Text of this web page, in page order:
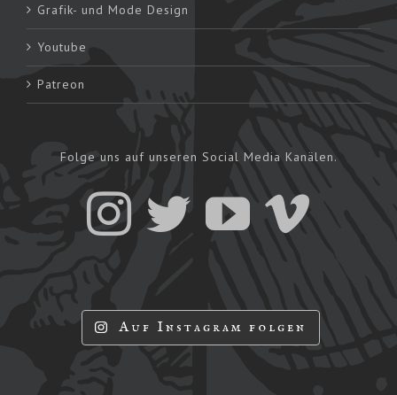
Grafik- und Mode Design
Youtube
Patreon
Folge uns auf unseren Social Media Kanälen.
Auf Instagram folgen